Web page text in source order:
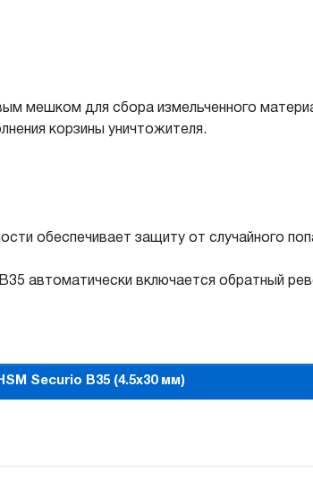
мешком для сбора измельченного
корзины уничтожителя.
обеспечивает защиту от случайного
автоматически включается обратный
Securio B35 (4.5x30 мм)